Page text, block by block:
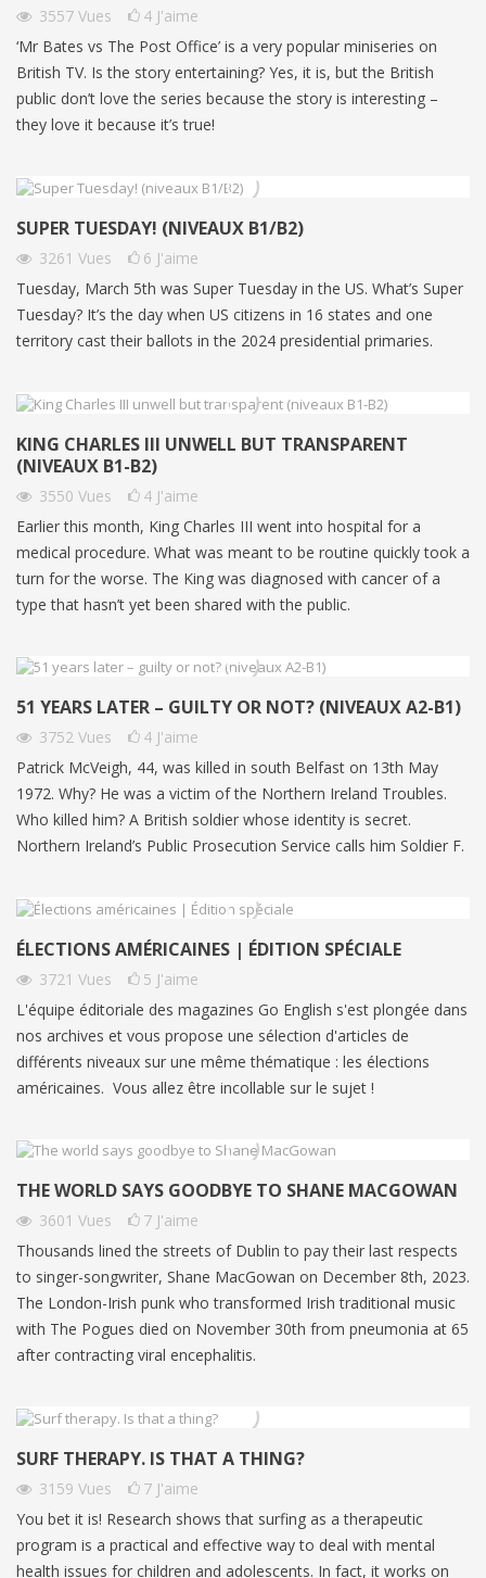
3557 Vues 4 J'aime
‘Mr Bates vs The Post Office’ is a very popular miniseries on
British TV. Is the story entertaining? Yes, it is, but the British
public don’t love the series because the story is interesting –
they love it because it’s true!
SUPER TUESDAY! (NIVEAUX B1/B2)
3261 Vues 6 J'aime
Tuesday, March 5th was Super Tuesday in the US. What’s Super
Tuesday? It’s the day when US citizens in 16 states and one
territory cast their ballots in the 2024 presidential primaries.
KING CHARLES III UNWELL BUT TRANSPARENT
(NIVEAUX B1-B2)
3550 Vues 4 J'aime
Earlier this month, King Charles III went into hospital for a
medical procedure. What was meant to be routine quickly took a
turn for the worse. The King was diagnosed with cancer of a
type that hasn’t yet been shared with the public.
51 YEARS LATER – GUILTY OR NOT? (NIVEAUX A2-B1)
3752 Vues 4 J'aime
Patrick McVeigh, 44, was killed in south Belfast on 13th May
1972. Why? He was a victim of the Northern Ireland Troubles.
Who killed him? A British soldier whose identity is secret.
Northern Ireland’s Public Prosecution Service calls him Soldier F.
ÉLECTIONS AMÉRICAINES | ÉDITION SPÉCIALE
3721 Vues 5 J'aime
L'équipe éditoriale des magazines Go English s'est plongée dans
nos archives et vous propose une sélection d'articles de
différents niveaux sur une même thématique : les élections
américaines. Vous allez être incollable sur le sujet !
THE WORLD SAYS GOODBYE TO SHANE MACGOWAN
3601 Vues 7 J'aime
Thousands lined the streets of Dublin to pay their last respects
to singer-songwriter, Shane MacGowan on December 8th, 2023.
The London-Irish punk who transformed Irish traditional music
with The Pogues died on November 30th from pneumonia at 65
after contracting viral encephalitis.
SURF THERAPY. IS THAT A THING?
3159 Vues 7 J'aime
You bet it is! Research shows that surfing as a therapeutic
program is a practical and effective way to deal with mental
health issues for children and adolescents. In fact, it works on